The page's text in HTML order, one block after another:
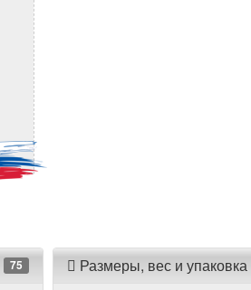
75 Размеры, вес и упаковка